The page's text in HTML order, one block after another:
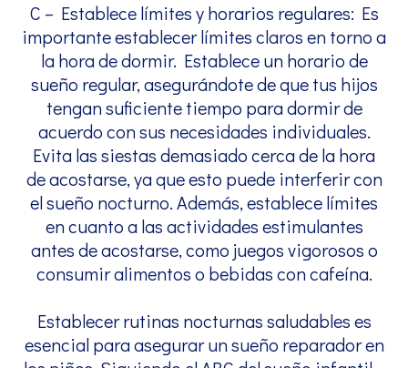
C – Establece límites y horarios regulares: Es
importante establecer límites claros en torno a
la hora de dormir. Establece un horario de
sueño regular, asegurándote de que tus hijos
tengan suficiente tiempo para dormir de
acuerdo con sus necesidades individuales.
Evita las siestas demasiado cerca de la hora
de acostarse, ya que esto puede interferir con
el sueño nocturno. Además, establece límites
en cuanto a las actividades estimulantes
antes de acostarse, como juegos vigorosos o
consumir alimentos o bebidas con cafeína.
Establecer rutinas nocturnas saludables es
esencial para asegurar un sueño reparador en